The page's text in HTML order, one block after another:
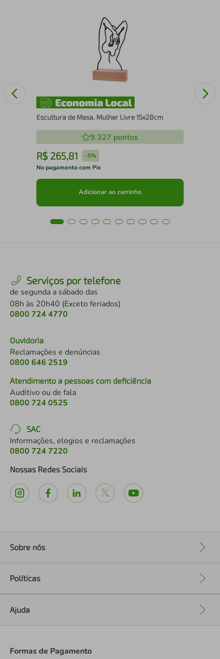
Escultura de Mesa, Mulher Livre 15x28cm
9.327 pontos
R$ 265,81 -5%
No pagamento com Pix
Adicionar ao carrinho
Serviços por telefone
de segunda a sábado das
08h às 20h40 (Exceto feriados)
0800 724 4770
Ouvidoria
Reclamações e denúncias
0800 646 2519
Atendimento a pessoas com deficiência
Auditivo ou de fala
0800 724 0525
SAC
Informações, elogios e reclamações
0800 724 7220
Nossas Redes Sociais
Sobre nós
Políticas
Ajuda
Formas de Pagamento